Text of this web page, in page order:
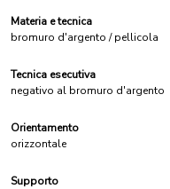
Materia e tecnica
bromuro d'argento / pellicola
Tecnica esecutiva
negativo al bromuro d'argento
Orientamento
orizzontale
Supporto